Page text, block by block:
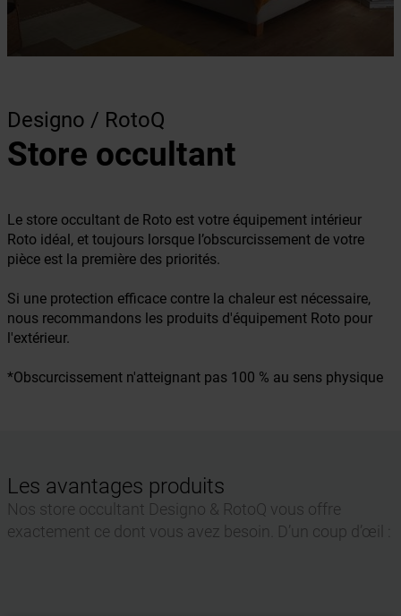
Designo / RotoQ
Store occultant
Le store occultant de Roto est votre équipement intérieur
Roto idéal, et toujours lorsque l’obscurcissement de votre
pièce est la première des priorités.
Si une protection efficace contre la chaleur est nécessaire,
nous recommandons les produits d'équipement Roto pour
l'extérieur.
*Obscurcissement n'atteignant pas 100 % au sens physique
Les avantages produits
Nos store occultant Designo & RotoQ vous offre
exactement ce dont vous avez besoin. D’un coup d’œil :